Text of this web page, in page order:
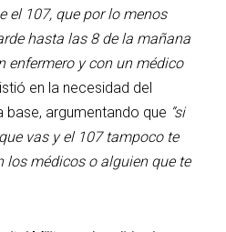
el 107, que por lo menos
hasta las 8 de la mañana
enfermero y con un médico
en la necesidad del
argumentando que “si
vas y el 107 tampoco te
los médicos o alguien que te